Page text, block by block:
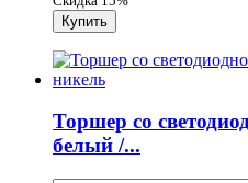
Торшер со
белый /...